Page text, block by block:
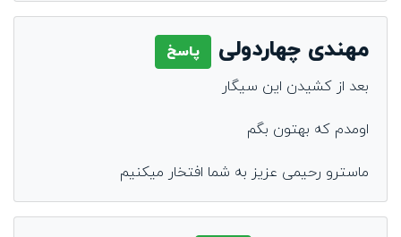
مهندی چهاردولی
پاسخ
بعد از کشیدن این سیگار
اومدم که بهتون بگم
ماسترو رحیمی عزیز به شما افتخار میکنیم